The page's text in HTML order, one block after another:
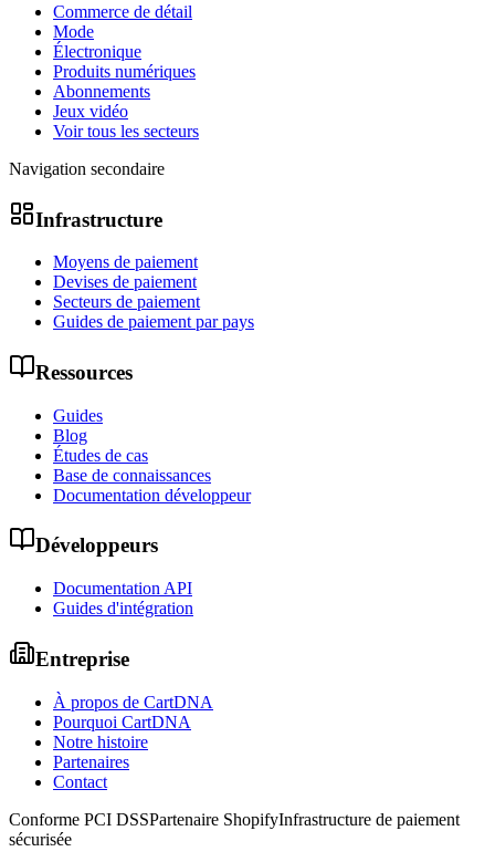
Commerce de détail
Mode
Électronique
Produits numériques
Abonnements
Jeux vidéo
Voir tous les secteurs
Navigation secondaire
Infrastructure
Moyens de paiement
Devises de paiement
Secteurs de paiement
Guides de paiement par pays
Ressources
Guides
Blog
Études de cas
Base de connaissances
Documentation développeur
Développeurs
Documentation API
Guides d'intégration
Entreprise
À propos de CartDNA
Pourquoi CartDNA
Notre histoire
Partenaires
Contact
Conforme PCI DSSPartenaire ShopifyInfrastructure de paiement
sécurisée